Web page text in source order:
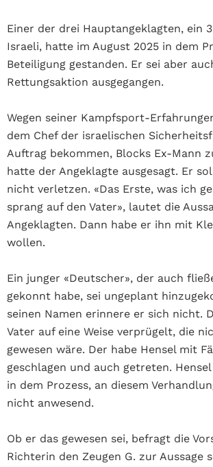
Einer der drei Hauptangeklagten, ein
Israeli, hatte im August 2025 in dem
Beteiligung gestanden. Er sei aber
Rettungsaktion ausgegangen.
Wegen seiner Kampfsport-
dem Chef der israelischen
Auftrag bekommen, Blocks Ex-Mann
hatte der Angeklagte ausgesagt. Er
nicht verletzen. «Das Erste, was ich
sprang auf den Vater», lautet die
Angeklagten. Dann habe er ihn mit
wollen.
Ein junger «Deutscher», der auch
gekonnt habe, sei ungeplant
seinen Namen erinnere er sich nicht.
Vater auf eine Weise verprügelt, die
gewesen wäre. Der habe Hensel mit
geschlagen und auch getreten.
in dem Prozess, an diesem
nicht anwesend.
Ob er das gewesen sei, befragt die
Richterin den Zeugen G. zur Aussage